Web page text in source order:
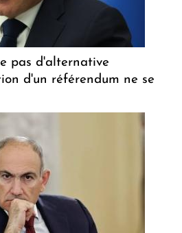
pas d'alternative
d'un référendum ne se